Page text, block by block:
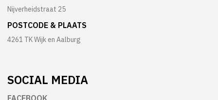
Nijverheidstraat 25
POSTCODE & PLAATS
4261 TK Wijk en Aalburg
SOCIAL MEDIA
FACEBOOK